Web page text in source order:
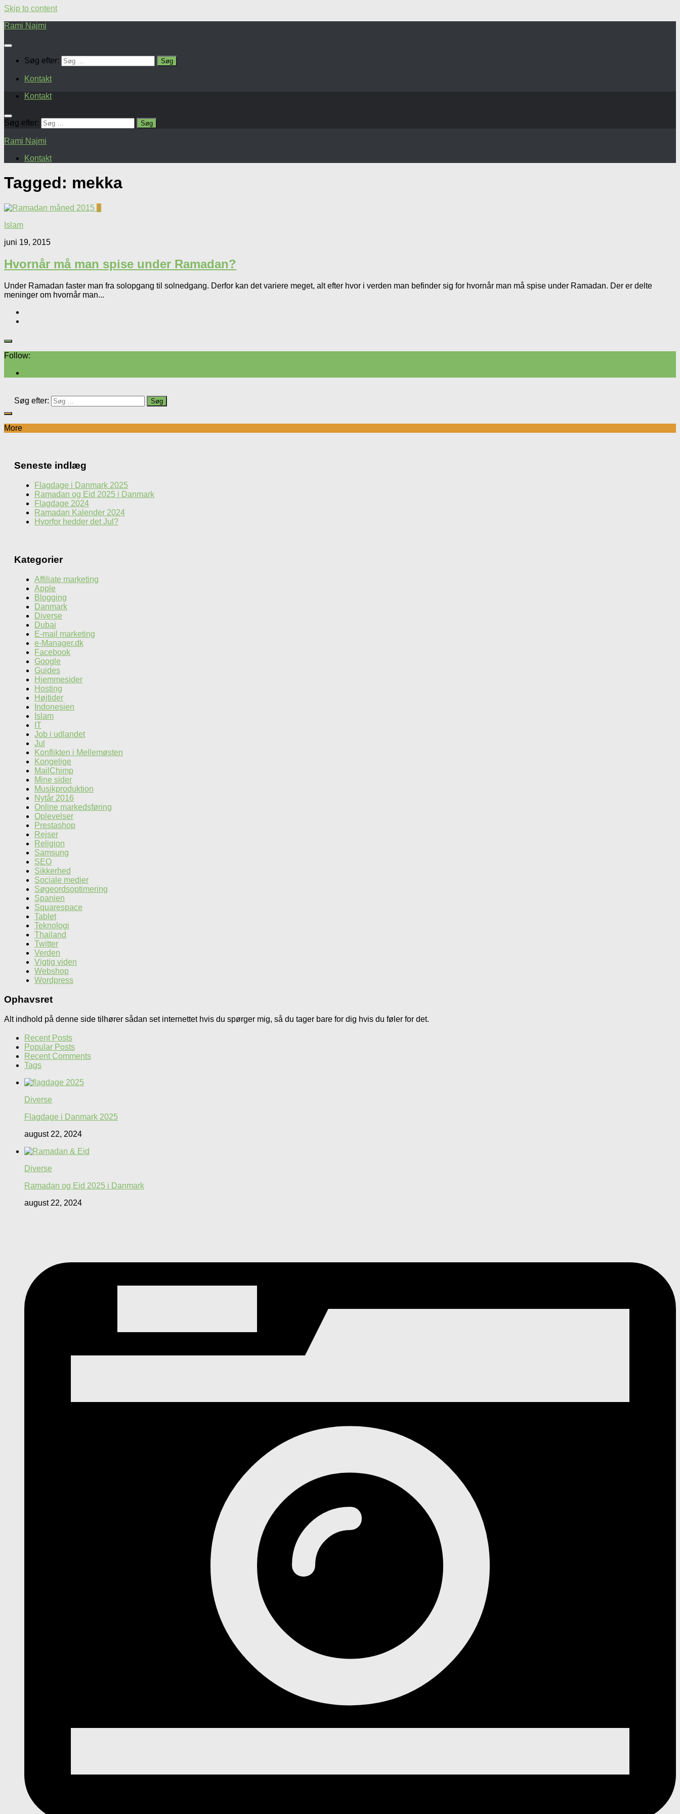
Skip to content
Rami Najmi
Søg efter:
Kontakt
Kontakt
Søg efter:
Rami Najmi
Kontakt
Tagged: mekka
1
Islam
juni 19, 2015
Hvornår må man spise under Ramadan?
Under Ramadan faster man fra solopgang til solnedgang. Derfor kan det variere meget, alt efter hvor i verden man befinder sig for hvornår man må spise under Ramadan. Der er delte
meninger om hvornår man...
Follow:
Søg efter:
More
Seneste indlæg
Flagdage i Danmark 2025
Ramadan og Eid 2025 i Danmark
Flagdage 2024
Ramadan Kalender 2024
Hvorfor hedder det Jul?
Kategorier
Affiliate marketing
Apple
Blogging
Danmark
Diverse
Dubai
E-mail marketing
e-Manager.dk
Facebook
Google
Guides
Hjemmesider
Hosting
Højtider
Indonesien
Islam
IT
Job i udlandet
Jul
Konflikten i Mellemøsten
Kongelige
MailChimp
Mine sider
Musikproduktion
Nytår 2016
Online markedsføring
Oplevelser
Prestashop
Rejser
Religion
Samsung
SEO
Sikkerhed
Sociale medier
Søgeordsoptimering
Spanien
Squarespace
Tablet
Teknologi
Thailand
Twitter
Verden
Vigtig viden
Webshop
Wordpress
Ophavsret
Alt indhold på denne side tilhører sådan set internettet hvis du spørger mig, så du tager bare for dig hvis du føler for det.
Recent Posts
Popular Posts
Recent Comments
Tags
Diverse
Flagdage i Danmark 2025
august 22, 2024
Diverse
Ramadan og Eid 2025 i Danmark
august 22, 2024